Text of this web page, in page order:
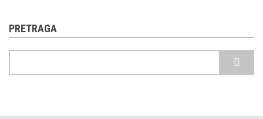
for
Muharremska
predavanja
PRETRAGA